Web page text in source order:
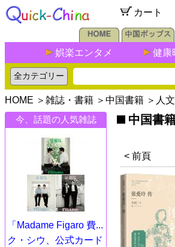
カート
娯楽エンタメ 健康
HOME ＞ 雑誌・書籍 ＞ 中国書籍 ＞ 人
今、話題の人気雑誌
「Madame Figaro 費...
ク・シウ、公式カード
中国書
< 前頁